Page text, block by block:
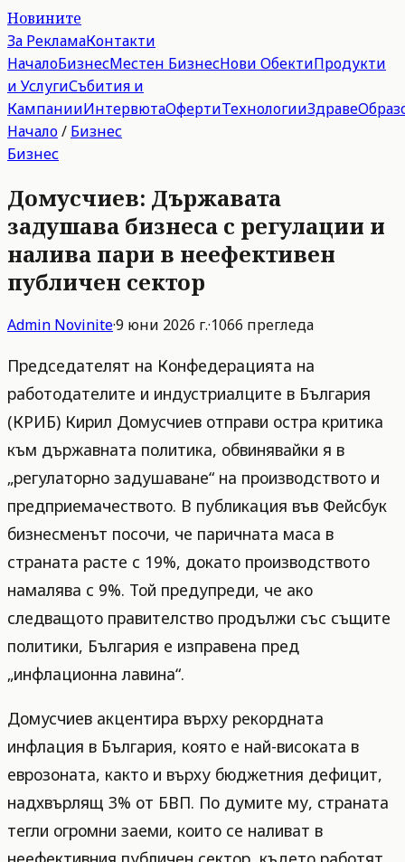
Новините
За РекламаКонтакти
НачалоБизнесМестен БизнесНови ОбектиПродукти
и УслугиСъбития и
КампанииИнтервютаОфертиТехнологииЗдраве
Начало/ Бизнес
Бизнес
Домусчиев: Държавата
задушава бизнеса с регулации и
налива пари в неефективен
публичен сектор
Admin Novinite·9 юни 2026 г.·1066 прегледа
Председателят на Конфедерацията на
работодателите и индустриалците в България
(КРИБ) Кирил Домусчиев отправи остра критика
към държавната политика, обвинявайки я в
„регулаторно задушаване“ на производството и
предприемачеството. В публикация във Фейсбук
бизнесменът посочи, че паричната маса в
страната расте с 19%, докато производството
намалява с 9%. Той предупреди, че ако
следващото правителство продължи със същите
политики, България е изправена пред
„инфлационна лавина“.
Домусчиев акцентира върху рекордната
инфлация в България, която е най-високата в
еврозоната, както и върху бюджетния дефицит,
надхвърлящ 3% от БВП. По думите му, страната
тегли огромни заеми, които се наливат в